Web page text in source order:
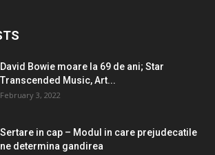
David Bowie moare la 69 de ani; Star
Transcended Music, Art...
February 3, 2022
Sertare in cap – Modul in care prejudecatile
ne determina gandirea